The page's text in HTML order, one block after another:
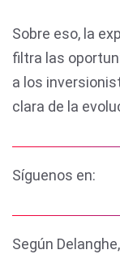
Sobre eso, la
filtra las
a los
clara de la
Síguenos en:
Según